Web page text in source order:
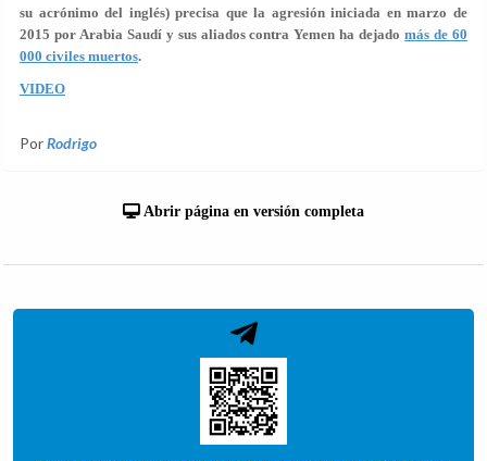
su acrónimo del inglés) precisa que la agresión iniciada en marzo de
2015 por Arabia Saudí y sus aliados contra Yemen ha dejadomás de 60
000 civiles muertos.
VIDEO
PorRodrigo
Abrir página en versión completa